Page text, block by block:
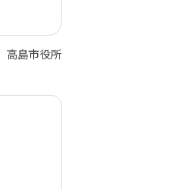
高島市役所